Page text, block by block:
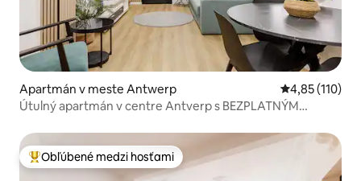
Apartmán v meste Antwerp Priemerné
4,85 (110)
Útulný apartmán v centre Antverp s BEZPLATNÝM
Najobľúbenejšie medzi hosťami
Obľúbené medzi hosťami